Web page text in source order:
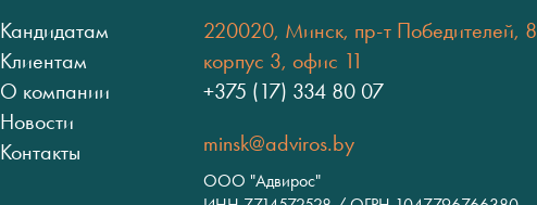
Кандидатам
Клиентам
О компании
Новости
Контакты
220020, Минск, пр-т Победителей,
корпус 3, офис 11
+375 (17) 334 80 07
minsk@adviros.by
ООО "Адвирос"